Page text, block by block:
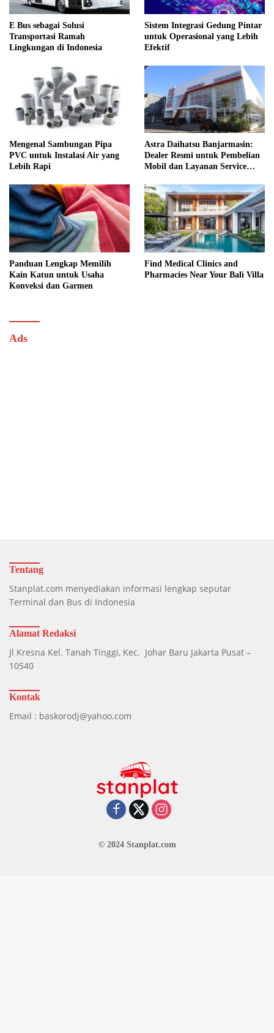
E Bus sebagai Solusi
Transportasi Ramah
Lingkungan di Indonesia
Sistem Integrasi Gedung Pintar
untuk Operasional yang Lebih
Efektif
Mengenal Sambungan Pipa
PVC untuk Instalasi Air yang
Lebih Rapi
Astra Daihatsu Banjarmasin:
Dealer Resmi untuk Pembelian
Mobil dan Layanan Service
Panduan Lengkap Memilih
Kain Katun untuk Usaha
Konveksi dan Garmen
Find Medical Clinics and
Pharmacies Near Your Bali Villa
Ads
Tentang
Stanplat.com menyediakan informasi lengkap seputar
Terminal dan Bus di Indonesia
Alamat Redaksi
Jl Kresna Kel. Tanah Tinggi, Kec. Johar Baru Jakarta Pusat –
10540
Kontak
Email : baskorodj@yahoo.com
© 2024 Stanplat.com